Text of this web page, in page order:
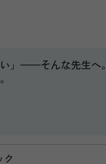
」——そんな先生へ。
ク